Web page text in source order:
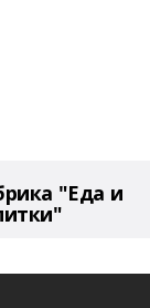
"Еда и